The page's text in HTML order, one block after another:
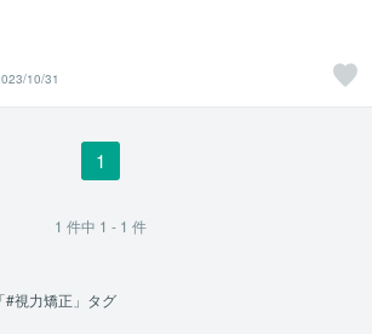
10/31
1
1 件中 1 - 1 件
「#視力矯正」タグ